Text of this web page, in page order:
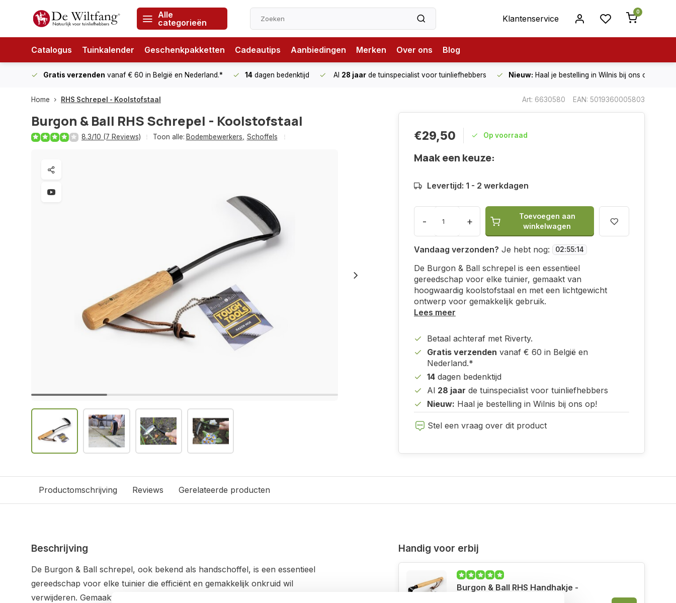
Alle
categorieën
Klantenservice
0
Catalogus Tuinkalender Geschenkpakketten Cadeautips Aanbiedingen Merken Over ons Blog
Gratis verzenden vanaf € 60 in België en Nederland.* 14 dagen bedenktijd Al 28 jaar de tuinspecialist voor tuinliefhebbers Nieuw: Haal je bestelling in Wilnis bij ons op!
Home RHS Schrepel - Koolstofstaal Art: 6630580 EAN: 5019360005803
Burgon & Ball RHS Schrepel - Koolstofstaal
8.3/10 (7 Reviews) Toon alle: Bodembewerkers, Schoffels €29,50 Op voorraad
Maak een keuze:
Levertijd: 1 - 2 werkdagen
- +
Toevoegen aan
winkelwagen
Vandaag verzonden? Je hebt nog: 02:55:14
De Burgon & Ball schrepel is een essentieel
gereedschap voor elke tuinier, gemaakt van
hoogwaardig koolstofstaal en met een lichtgewicht
ontwerp voor gemakkelijk gebruik.
Lees meer
Betaal achteraf met Riverty.
Gratis verzenden vanaf € 60 in België en
Nederland.*
14 dagen bedenktijd
Al 28 jaar de tuinspecialist voor tuinliefhebbers
Nieuw: Haal je bestelling in Wilnis bij ons op!
Stel een vraag over dit product
Productomschrijving Reviews Gerelateerde producten
Beschrijving
De Burgon & Ball schrepel, ook bekend als handschoffel, is een essentieel
gereedschap voor elke tuinier die efficiënt en gemakkelijk onkruid wil
verwijderen. Gemaakt van hoogwaardig koolstofstaal, biedt deze schrepel
Handig voor erbij
Burgon & Ball RHS Handhakje -